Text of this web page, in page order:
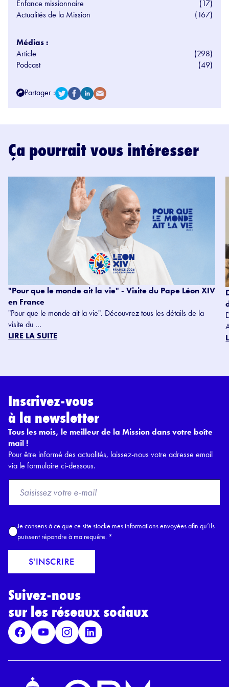
Enfance missionnaire
(17)
Actualités de la Mission
(167)
Médias :
Article
(298)
Podcast
(49)
Partager :
Ça pourrait vous intéresser
"Pour que le monde ait la vie" - Visite du Pape Léon XIV
en France
"Pour que le monde ait la vie". Découvrez tous les détails de la
visite du ...
LIRE LA SUITE
Inscrivez-vous
à la newsletter
Tous les mois, le meilleur de la Mission dans votre boîte
mail !
Pour être informé des actualités, laissez-nous votre adresse email
via le formulaire ci-dessous.
o
E
a
l
A
c
c
R
P
D
*
Je consens à ce que ce site stocke mes informations envoyées afin qu’ils
puissent répondre à ma requête. *
S'INSCRIRE
Suivez-nous
sur les réseaux sociaux